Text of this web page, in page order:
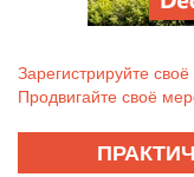
Зарегистрируйте
Продвигайте своё